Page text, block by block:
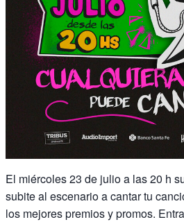
El miércoles 23 de julio a las 20 h
subite al escenario a cantar tu
los mejores premios y promos.